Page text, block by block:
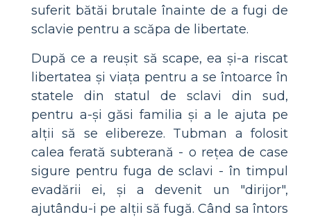
suferit bătăi brutale înainte de a fugi de
sclavie pentru a scăpa de libertate.
După ce a reușit să scape, ea și-a riscat
libertatea și viața pentru a se întoarce în
statele din statul de sclavi din sud,
pentru a-și găsi familia și a le ajuta pe
alții să se elibereze. Tubman a folosit
calea ferată subterană - o rețea de case
sigure pentru fuga de sclavi - în timpul
evadării ei, și a devenit un "dirijor",
ajutându-i pe alții să fugă. Când sa întors